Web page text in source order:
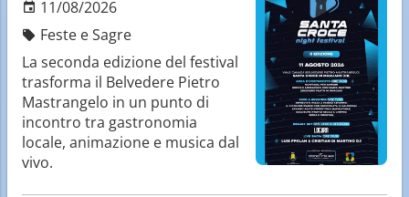
11/08/2026
Feste e Sagre
La seconda edizione del festival
trasforma il Belvedere Pietro
Mastrangelo in un punto di
incontro tra gastronomia
locale, animazione e musica dal
vivo.